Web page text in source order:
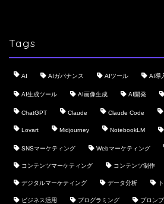
Tags
AI AIガバナンス AIツール AI導
AI生成ツール AI画像生成 AI開発
ChatGPT Claude Claude Code
Lovart Midjourney NotebookLM
SNSマーケティング Webマーケティング
コンテンツマーケティング コンテンツ制作
デジタルマーケティング データ分析
ビジネス活用 プログラミング プロン